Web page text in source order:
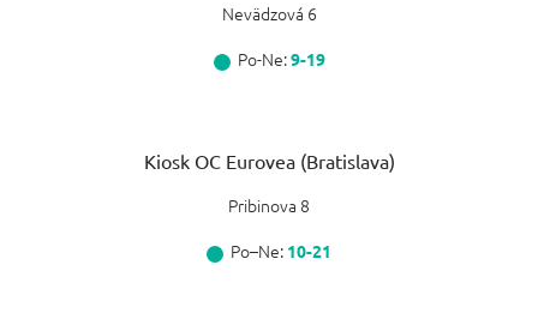
Nevädzová 6
Po-Ne:9-19
Kiosk OC Eurovea (Bratislava)
Pribinova 8
Po–Ne: 10-21